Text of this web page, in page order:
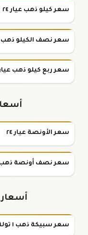
سعر كيلو ذهب عيار ٢٤
سعر نصف الكيلو ذهب
سعر ربع كيلو ذهب عيار
سعر الأونصة عيار ٢٤
سعر نصف أونصة ذهب
أسعار
سعر سبيكة ذهب ١ تولة عيار ٢٤